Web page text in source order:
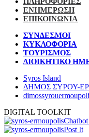
ΕΝΗΜΕΡΩΣΗ
ΕΠΙΚΟΙΝΩΝΙΑ
ΣΥΝΔΕΣΜΟΙ
ΚΥΚΛΟΦΟΡΙΑ
ΤΟΥΡΙΣΜΟΣ
ΔΙΟΙΚΗΤΙΚΟ
Syros Island
ΔΗΜΟΣ ΣΥΡΟΥ-
DIGITAL TOOLKIT
Chatbot
Post It